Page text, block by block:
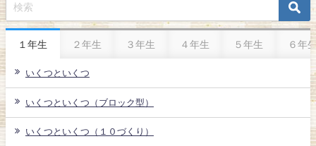
１年生 ２年生 ３年生 ４年生 ５年生 ６年
いくつといくつ
いくつといくつ（ブロック型）
いくつといくつ（１０づくり）